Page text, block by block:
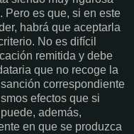
Pero es que, si en este
habrá que aceptarla
No es difícil
remitida y debe
que no recoge la
correspondiente
efectos que si
además,
en que se produzca